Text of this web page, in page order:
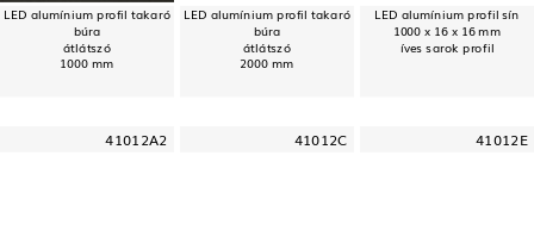
LED alumínium profil takaró
búra
átlátszó
1000 mm
LED alumínium profil takaró
búra
átlátszó
2000 mm
LED alumínium profil sín
1000 x 16 x 16 mm
íves sarok profil
41012A2 41012C 41012E